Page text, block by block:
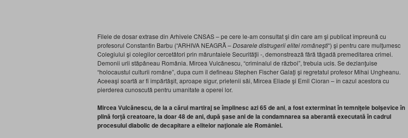
Filele de dosar extrase din Arhivele CNSAS – pe cere le-am consultat şi din care am şi publicat împreună cu
profesorul Constantin Barbu (“ARHIVA NEAGRĂ –Dosarele distrugerii elitei româneşti“) şi pentru care mulţumesc
Colegiului şi colegilor cercetători prin măruntaiele Securităţii -, demonstrează fără tăgadă premeditarea crimei.
Demonii urii stăpâneau România. Mircea Vulcănescu, “criminalul de război”, trebuia ucis. Se dezlanţuise
“holocaustul culturii române”, dupa cum îl defineau Stephen Fischer Galaţi şi regretatul profesor Mihai Ungheanu.
Aceeaşi soartă ar fi împărtăşit, aproape sigur, prietenii săi, Mircea Eliade şi Emil Cioran – în cazul acestora cu
pierderea cunoscută pentru umanitate a operei lor.
Mircea Vulcănescu, de la a cărui martiraj se împlinesc azi 65 de ani, a fost exterminat în temniţele bolşevice în
plină forţă creatoare, la doar 48 de ani, după şase ani de la condamnarea sa aberantă executată în cadrul
procesului diabolic de decapitare a elitelor naţionale ale României.